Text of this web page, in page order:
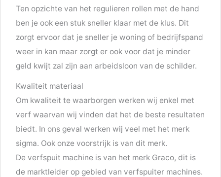
Ten opzichte van het regulieren rollen met de hand
ben je ook een stuk sneller klaar met de klus. Dit
zorgt ervoor dat je sneller je woning of bedrijfspand
weer in kan maar zorgt er ook voor dat je minder
geld kwijt zal zijn aan arbeidsloon van de schilder.
Kwaliteit materiaal
Om kwaliteit te waarborgen werken wij enkel met
verf waarvan wij vinden dat het de beste resultaten
biedt. In ons geval werken wij veel met het merk
sigma. Ook onze voorstrijk is van dit merk.
De verfspuit machine is van het merk Graco, dit is
de marktleider op gebied van verfspuiter machines.